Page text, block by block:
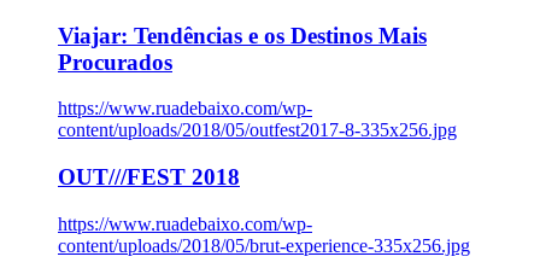
Viajar: Tendências e os Destinos Mais
Procurados
https://www.ruadebaixo.com/wp-
content/uploads/2018/05/outfest2017-8-335x256.jpg
OUT///FEST 2018
https://www.ruadebaixo.com/wp-
content/uploads/2018/05/brut-experience-335x256.jpg